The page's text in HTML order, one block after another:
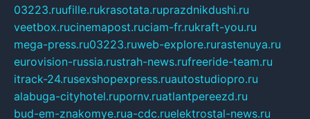
03223.ruufille.rukrasotata.ruprazdnikdushi.ru
veetbox.rucinemapost.ruciam-fr.rukraft-you.ru
mega-press.ru03223.ruweb-explore.rurastenuya.ru
eurovision-russia.rustrah-news.rufreeride-team.ru
itrack-24.rusexshopexpress.ruautostudiopro.ru
alabuga-cityhotel.rupornv.ruatlantpereezd.ru
bud-em-znakomye.rua-cdc.ruelektrostal-news.ru